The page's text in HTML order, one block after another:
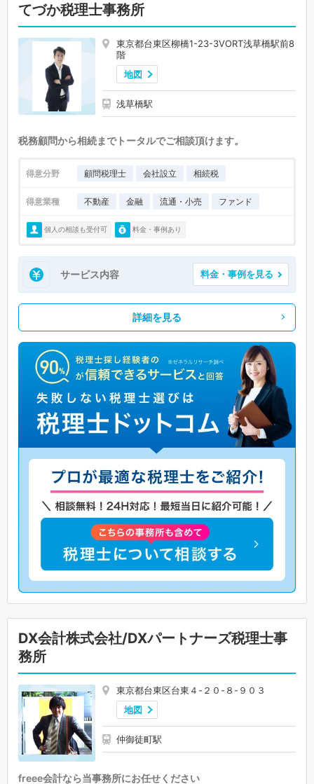
てづか税理士事務所
東京都台東区柳橋1-23-3VORT浅草橋駅前8
階
地図
浅草橋駅
税務顧問から相続までトータルでご相談頂けます。
得意分野 顧問税理士 会社設立 相続税
得意業種 不動産 金融 流通・小売 ファンド
個人の相談も受付可 料金・事例あり
サービス内容 料金・事例を見る
詳細を見る
DX会計株式会社/DXパートナーズ税理士事
務所
東京都台東区台東４-２０-８-９０３
地図
仲御徒町駅
freee会計なら当事務所にお任せください